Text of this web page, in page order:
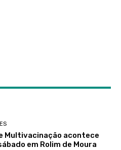
Multivacinação acontece
em Rolim de Moura